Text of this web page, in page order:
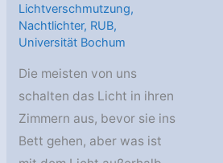
Lichtverschmutzung,
Nachtlichter, RUB,
Universität Bochum
Die meisten von uns
schalten das Licht in ihren
Zimmern aus, bevor sie ins
Bett gehen, aber was ist